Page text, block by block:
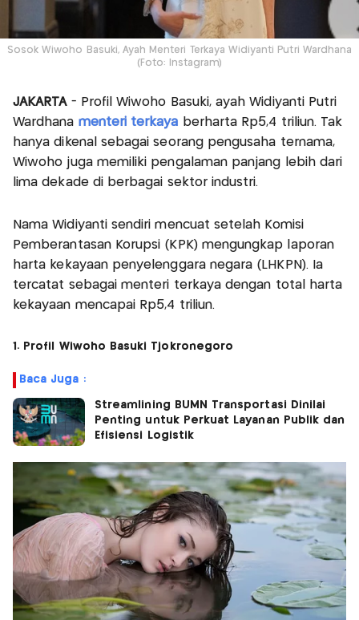
Sosok Wiwoho Basuki, Ayah Menteri Terkaya Widiyanti Putri Wardhana
(Foto: Instagram)
JAKARTA - Profil Wiwoho Basuki, ayah Widiyanti Putri
Wardhana menteri terkaya berharta Rp5,4 triliun. Tak
hanya dikenal sebagai seorang pengusaha ternama,
Wiwoho juga memiliki pengalaman panjang lebih dari
lima dekade di berbagai sektor industri.
Nama Widiyanti sendiri mencuat setelah Komisi
Pemberantasan Korupsi (KPK) mengungkap laporan
harta kekayaan penyelenggara negara (LHKPN). Ia
tercatat sebagai menteri terkaya dengan total harta
kekayaan mencapai Rp5,4 triliun.
1. Profil Wiwoho Basuki Tjokronegoro
Baca Juga :
Streamlining BUMN Transportasi Dinilai
Penting untuk Perkuat Layanan Publik dan
Efisiensi Logistik